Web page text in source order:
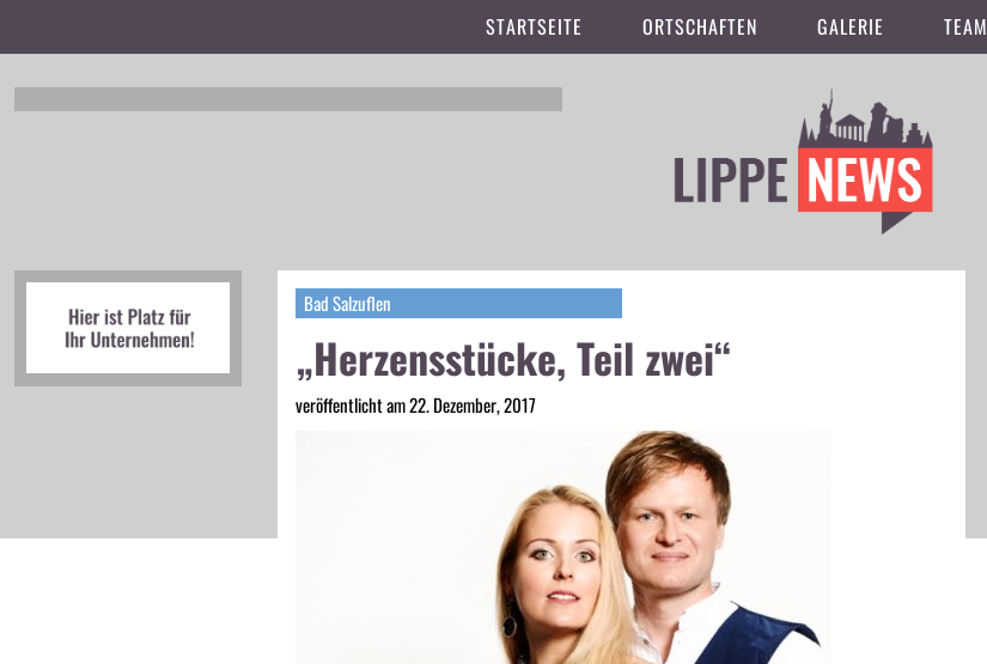
STARTSEITE ORTSCHAFTEN GALERIE TEAM
Bad Salzuflen
„Herzensstücke, Teil zwei“
veröffentlicht am 22. Dezember, 2017